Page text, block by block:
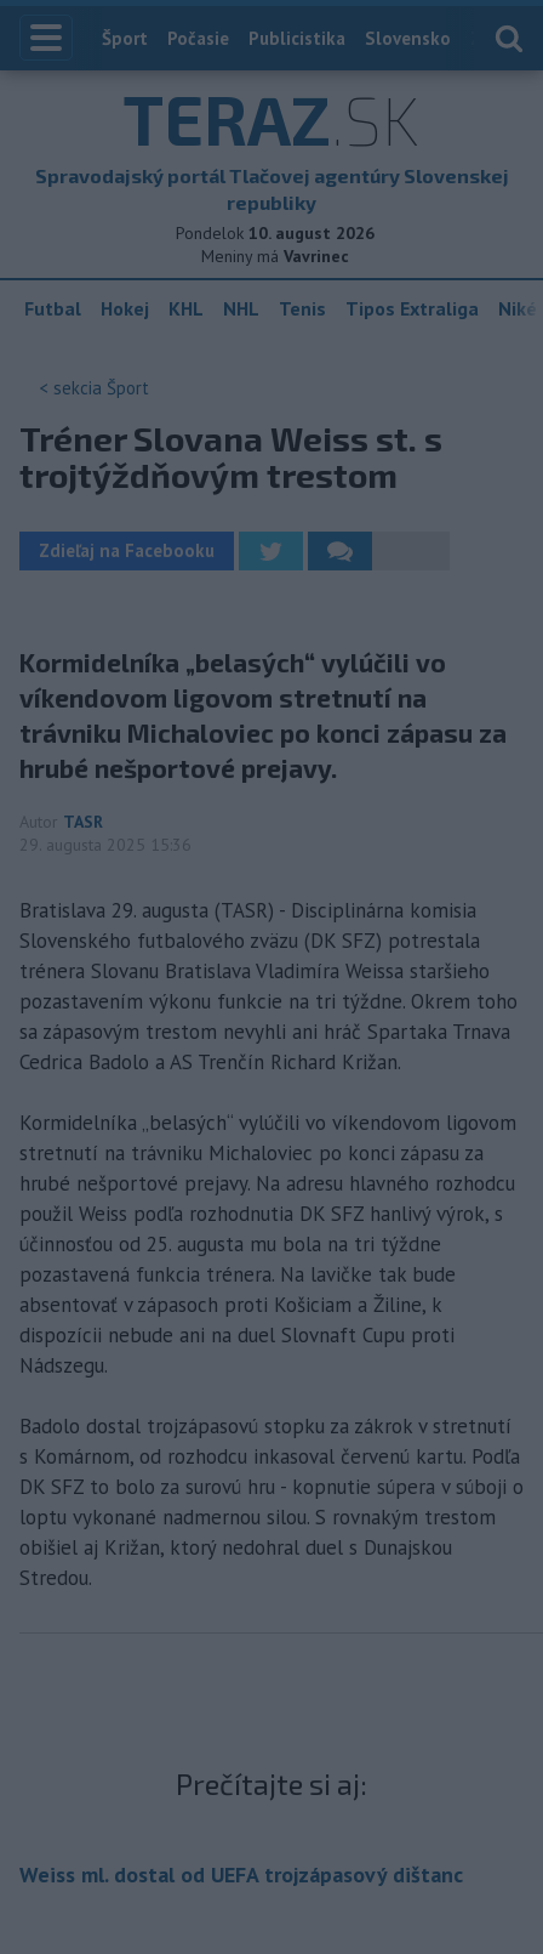
Index
Šport Počasie Publicistika Slovensko
TERAZ.SK
Spravodajský portál Tlačovej agentúry Slovenskej
republiky
Pondelok 10. august 2026
Meniny má Vavrinec
Futbal Hokej KHL NHL Tenis Tipos Extraliga
< sekcia Šport
Tréner Slovana Weiss st. s
trojtýždňovým trestom
Zdieľaj na Facebooku
Kormidelníka „belasých“ vylúčili vo
víkendovom ligovom stretnutí na
trávniku Michaloviec po konci zápasu za
hrubé nešportové prejavy.
Autor TASR
29. augusta 2025 15:36
Bratislava 29. augusta (TASR) - Disciplinárna komisia
Slovenského futbalového zväzu (DK SFZ) potrestala
trénera Slovanu Bratislava Vladimíra Weissa staršieho
pozastavením výkonu funkcie na tri týždne. Okrem toho
sa zápasovým trestom nevyhli ani hráč Spartaka Trnava
Cedrica Badolo a AS Trenčín Richard Križan.
Kormidelníka „belasých“ vylúčili vo víkendovom ligovom
stretnutí na trávniku Michaloviec po konci zápasu za
hrubé nešportové prejavy. Na adresu hlavného rozhodcu
použil Weiss podľa rozhodnutia DK SFZ hanlivý výrok, s
účinnosťou od 25. augusta mu bola na tri týždne
pozastavená funkcia trénera. Na lavičke tak bude
absentovať v zápasoch proti Košiciam a Žiline, k
dispozícii nebude ani na duel Slovnaft Cupu proti
Nádszegu.
Badolo dostal trojzápasovú stopku za zákrok v stretnutí
s Komárnom, od rozhodcu inkasoval červenú kartu. Podľa
DK SFZ to bolo za surovú hru - kopnutie súpera v súboji o
loptu vykonané nadmernou silou. S rovnakým trestom
obišiel aj Križan, ktorý nedohral duel s Dunajskou
Stredou.
Prečítajte si aj:
Weiss ml. dostal od UEFA trojzápasový dištanc